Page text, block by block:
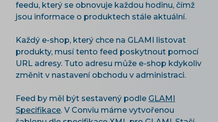
feedu, který se obnovuje každou hodinu, čímž
jsou informace o produktech stále aktuální.
Každý e-shop, který chce na GLAMI listovat
produkty, musí tento feed poskytnout pomocí
URL adresy. Tuto adresu může e-shop kdykoliv
změnit v nastavení obchodu v administraci.
Feed by měl být sestavený podle GLAMI
Specifikace. V Conviu máme vytvořenou